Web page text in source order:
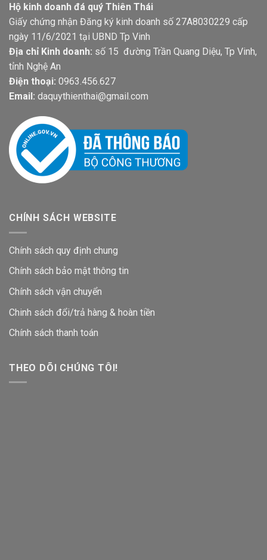
Hộ kinh doanh đá quý Thiên Thái
Giấy chứng nhận Đăng ký kinh doanh số 27A8030229 cấp
ngày 11/6/2021 tại UBND Tp Vinh
Địa chỉ Kinh doanh: số 15 đường Trần Quang Diệu, Tp Vinh,
tỉnh Nghệ An
Điện thoại: 0963.456.627
Email: daquythienthai@gmail.com
CHÍNH SÁCH WEBSITE
Chính sách quy định chung
Chính sách bảo mật thông tin
Chính sách vận chuyển
Chinh sách đổi/trả hàng & hoàn tiền
Chính sách thanh toán
THEO DÕI CHÚNG TÔI!